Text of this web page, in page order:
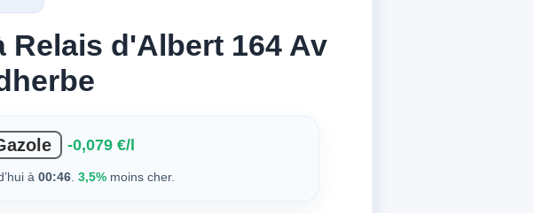
d'Albert 164 Av
-0,079 €/l
à 00:46 3,5% moins cher.